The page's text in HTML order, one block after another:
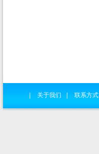
关于我们 联系方式